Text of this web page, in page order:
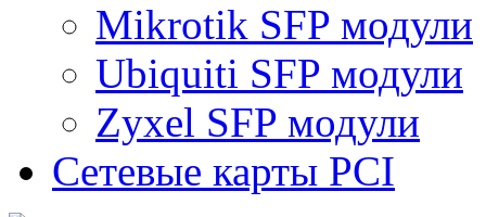
Mikrotik SFP модули
Ubiquiti SFP модули
Zyxel SFP модули
Сетевые карты PCI